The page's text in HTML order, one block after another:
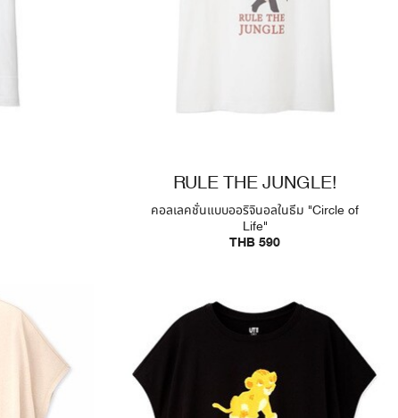
RULE THE JUNGLE!
คอลเลคชั่นแบบออริจินอลในธีม "Circle of
Life"
THB 590